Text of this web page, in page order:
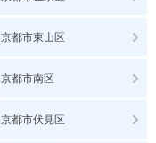
京都市東山区
京都市南区
京都市伏見区